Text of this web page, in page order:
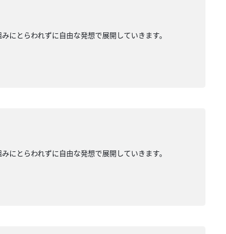
にとらわれずに自由な発想で展開していきます。
にとらわれずに自由な発想で展開していきます。